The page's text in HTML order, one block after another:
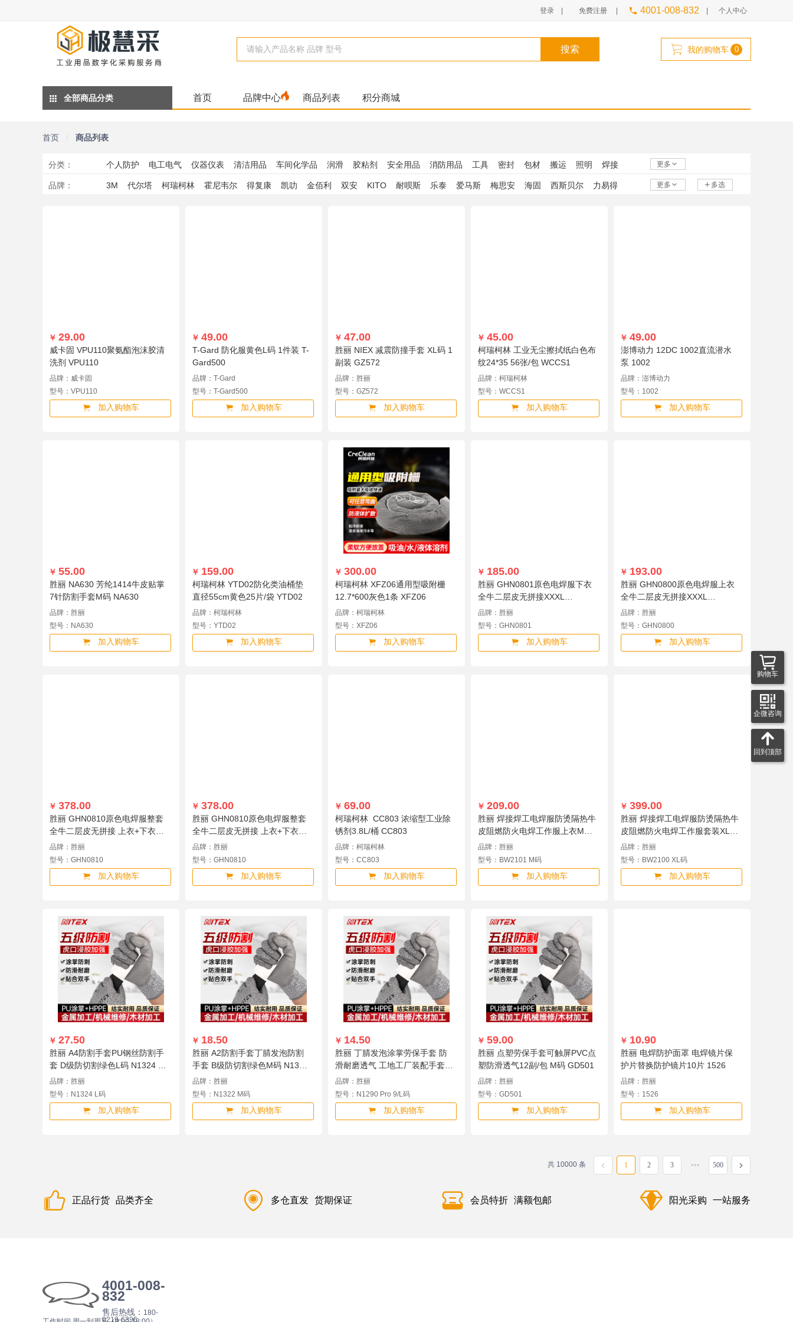
登录 | 免费注册 | 4001-008-832 | 个人中心
搜索 我的购物车 0
全部商品分类 首页 品牌中心 商品列表 积分商城
首页 商品列表
分类 ： 个人防护 电工电气 仪器仪表 清洁用品 车间化学品 润滑 胶粘剂 安全用品 消防用品 工具 密封 包材 搬运 照明 焊接
办公 工业检测 磨具 实验室产品 基础建材 耐磨防护 泵
更多
品牌 ： 3M 代尔塔 柯瑞柯林 霍尼韦尔 得复康 凯叻 金佰利 双安 KITO 耐呗斯 乐泰 爱马斯 梅思安 海固 西斯贝尔 力易得
希安斯 NITEX 锢力耐
更多 多选
￥ 29.00
威卡固 VPU110聚氨酯泡沫胶清
洗剂 VPU110
品牌：威卡固
型号：VPU110
加入购物车
￥ 49.00
T-Gard 防化服黄色L码 1件装 T-
Gard500
品牌：T-Gard
型号：T-Gard500
加入购物车
￥ 47.00
胜丽 NIEX 减震防撞手套 XL码 1
副装 GZ572
品牌：胜丽
型号：GZ572
加入购物车
￥ 45.00
柯瑞柯林 工业无尘擦拭纸白色布
纹24*35 56张/包 WCCS1
品牌：柯瑞柯林
型号：WCCS1
加入购物车
￥ 49.00
澎博动力 12DC 1002直流潜水
泵 1002
品牌：澎博动力
型号：1002
加入购物车
￥ 55.00
胜丽 NA630 芳纶1414牛皮贴掌
7针防割手套M码 NA630
品牌：胜丽
型号：NA630
加入购物车
￥ 159.00
柯瑞柯林 YTD02防化类油桶垫
直径55cm黄色25片/袋 YTD02
品牌：柯瑞柯林
型号：YTD02
加入购物车
￥ 300.00
柯瑞柯林 XFZ06通用型吸附栅
12.7*600灰色1条 XFZ06
品牌：柯瑞柯林
型号：XFZ06
加入购物车
￥ 185.00
胜丽 GHN0801原色电焊服下衣
全牛二层皮无拼接XXXL
GHN0801
品牌：胜丽
型号：GHN0801
加入购物车
￥ 193.00
胜丽 GHN0800原色电焊服上衣
全牛二层皮无拼接XXXL
GHN0800
品牌：胜丽
型号：GHN0800
加入购物车
￥ 378.00
胜丽 GHN0810原色电焊服整套
全牛二层皮无拼接 上衣+下衣
XXL GHN0810
品牌：胜丽
型号：GHN0810
加入购物车
￥ 378.00
胜丽 GHN0810原色电焊服整套
全牛二层皮无拼接 上衣+下衣
XL GHN0810
品牌：胜丽
型号：GHN0810
加入购物车
￥ 69.00
柯瑞柯林 CC803 浓缩型工业除
锈剂3.8L/桶 CC803
品牌：柯瑞柯林
型号：CC803
加入购物车
￥ 209.00
胜丽 焊接焊工电焊服防烫隔热牛
皮阻燃防火电焊工作服上衣M码
BW2101 M码
品牌：胜丽
型号：BW2101 M码
加入购物车
￥ 399.00
胜丽 焊接焊工电焊服防烫隔热牛
皮阻燃防火电焊工作服套装XL码
BW2100 XL码
品牌：胜丽
型号：BW2100 XL码
加入购物车
￥ 27.50
胜丽 A4防割手套PU钢丝防割手
套 D级防切割绿色L码 N1324 L
码
品牌：胜丽
型号：N1324 L码
加入购物车
￥ 18.50
胜丽 A2防割手套丁腈发泡防割
手套 B级防切割绿色M码 N1322
M码
品牌：胜丽
型号：N1322 M码
加入购物车
￥ 14.50
胜丽 丁腈发泡涂掌劳保手套 防
滑耐磨透气 工地工厂装配手套L
码 N1290 Pro N1290 Pro 9/L码
品牌：胜丽
型号：N1290 Pro 9/L码
加入购物车
￥ 59.00
胜丽 点塑劳保手套可触屏PVC点
塑防滑透气12副/包 M码 GD501
品牌：胜丽
型号：GD501
加入购物车
￥ 10.90
胜丽 电焊防护面罩 电焊镜片保
护片替换防护镜片10片 1526
品牌：胜丽
型号：1526
加入购物车
共 10000 条 1 2 3 500
正品行货 品类齐全 多仓直发 货期保证 会员特折 满额包邮 阳光采购 一站服务
4001-008-
832
售后热线： 180-
0219-6396
购物车
企微咨询
回到顶部